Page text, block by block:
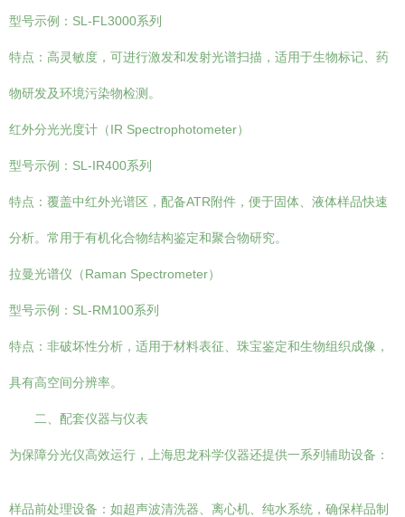
型号示例：SL-FL3000系列
特点：高灵敏度，可进行激发和发射光谱扫描，适用于生物标记、药
物研发及环境污染物检测。
红外分光光度计（IR Spectrophotometer）
型号示例：SL-IR400系列
特点：覆盖中红外光谱区，配备ATR附件，便于固体、液体样品快速
分析。常用于有机化合物结构鉴定和聚合物研究。
拉曼光谱仪（Raman Spectrometer）
型号示例：SL-RM100系列
特点：非破坏性分析，适用于材料表征、珠宝鉴定和生物组织成像，
具有高空间分辨率。
二、配套仪器与仪表
为保障分光仪高效运行，上海思龙科学仪器还提供一系列辅助设备：
样品前处理设备：如超声波清洗器、离心机、纯水系统，确保样品制